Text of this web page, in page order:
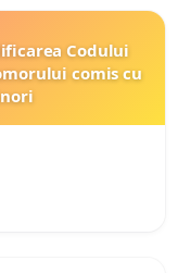
Codului
comis cu